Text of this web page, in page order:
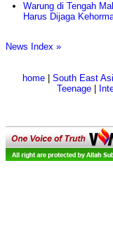
Warung di Tengah
Harus Dijaga
News Index »
home| South East
Teenage